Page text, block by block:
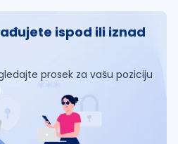
ispod ili iznad
prosek za vašu poziciju